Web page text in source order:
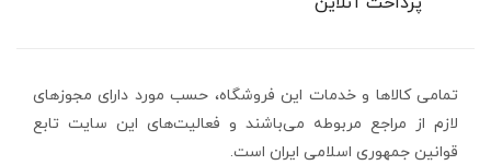
تمامی كالاها و خدمات اين فروشگاه، حسب مورد دارای مجوزهای
لازم از مراجع مربوطه می‌باشند و فعاليت‌های اين سايت تابع
قوانين جمهوری اسلامی ایران است.